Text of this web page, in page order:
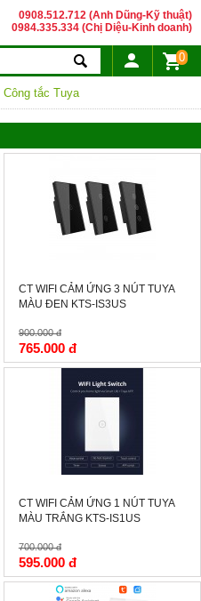
0908.512.712 (Anh Dũng-Kỹ thuật)
0984.335.334 (Chị Diệu-Kinh doanh)
0
Công tắc Tuya
CT WIFI CẢM ỨNG 3 NÚT TUYA
MÀU ĐEN KTS-IS3US
900.000 đ
765.000 đ
CT WIFI CẢM ỨNG 1 NÚT TUYA
MÀU TRẮNG KTS-IS1US
700.000 đ
595.000 đ